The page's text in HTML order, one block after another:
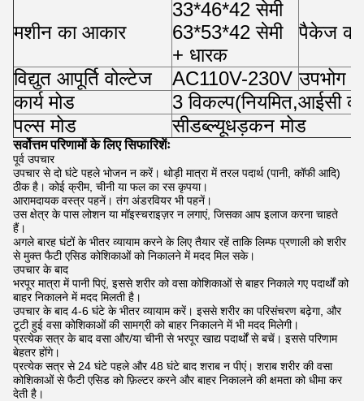
मशीन का आकार
33*46*42 सेमी
63*53*42 सेमी
+ धारक
पैकेज
विद्युत आपूर्ति वोल्टेज AC110V-230V उपभोग
कार्य मोड
3 विकल्प(नियमित,आईसी
पल्स मोड
सीडब्ल्यूधड़कन मोड
सर्वोत्तम परिणामों के लिए सिफारिशेंः
पूर्व उपचार
उपचार से दो घंटे पहले भोजन न करें। थोड़ी मात्रा में तरल पदार्थ (पानी, कॉफी आदि)
ठीक है। कोई क्रीम, चीनी या फल का रस कृपया।
आरामदायक वस्त्र पहनें। तंग अंडरवियर भी पहनें।
उस क्षेत्र के पास लोशन या मॉइस्चराइज़र न लगाएं, जिसका आप इलाज करना चाहते
हैं।
अगले बारह घंटों के भीतर व्यायाम करने के लिए तैयार रहें ताकि लिम्फ प्रणाली को शरीर
से मुक्त फैटी एसिड कोशिकाओं को निकालने में मदद मिल सके।
उपचार के बाद
भरपूर मात्रा में पानी पिएं, इससे शरीर को वसा कोशिकाओं से बाहर निकाले गए पदार्थों को
बाहर निकालने में मदद मिलती है।
उपचार के बाद 4-6 घंटे के भीतर व्यायाम करें। इससे शरीर का परिसंचरण बढ़ेगा, और
टूटी हुई वसा कोशिकाओं की सामग्री को बाहर निकालने में भी मदद मिलेगी।
प्रत्येक सत्र के बाद वसा और/या चीनी से भरपूर खाद्य पदार्थों से बचें। इससे परिणाम
बेहतर होंगे।
प्रत्येक सत्र से 24 घंटे पहले और 48 घंटे बाद शराब न पीएं। शराब शरीर की वसा
कोशिकाओं से फैटी एसिड को फ़िल्टर करने और बाहर निकालने की क्षमता को धीमा कर
देती है।